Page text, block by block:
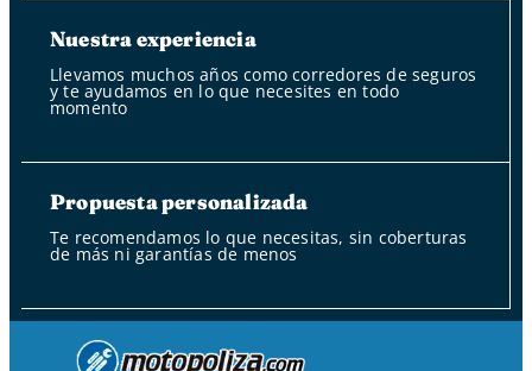
Nuestra experiencia
Llevamos muchos años como corredores de seguros
y te ayudamos en lo que necesites en todo
momento
Propuesta personalizada
Te recomendamos lo que necesitas, sin coberturas
de más ni garantías de menos